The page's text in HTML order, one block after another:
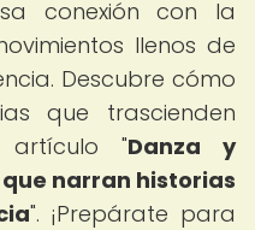
conexión con la
llenos de
Descubre cómo
que trascienden
artículo "Danza y
narran historias
". ¡Prepárate para